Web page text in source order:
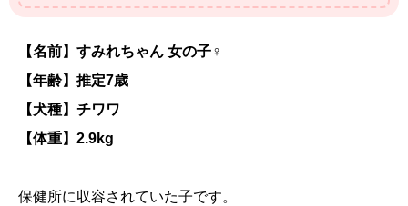
【名前】すみれちゃん 女の子♀
【年齢】推定7歳
【犬種】チワワ
【体重】2.9kg
保健所に収容されていた子です。